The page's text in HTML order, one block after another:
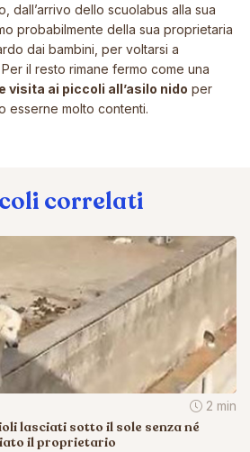
dall’arrivo dello scuolabus alla sua
probabilmente della sua proprietaria
dai bambini, per voltarsi a
il resto rimane fermo come una
visita ai piccoli all’asilo nido per
esserne molto contenti.
correlati
2 min
lasciati sotto il sole senza né
il proprietario